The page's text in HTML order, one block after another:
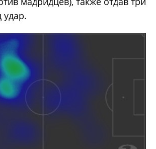
удар.